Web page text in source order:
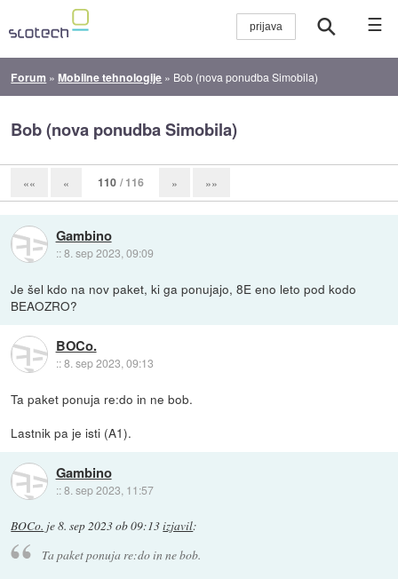
☰
Forum »Mobilne tehnologije » Bob (nova ponudba Simobila)
Bob (nova ponudba Simobila)
«« « 110 / 116 » »»
Gambino
::8. sep 2023, 09:09
Je šel kdo na nov paket, ki ga ponujajo, 8E eno leto pod kodo
BEAOZRO?
BOCo.
::8. sep 2023, 09:13
Ta paket ponuja re:do in ne bob.
Lastnik pa je isti (A1).
Gambino
::8. sep 2023, 11:57
BOCo. je8. sep 2023 ob 09:13izjavil:
Ta paket ponuja re:do in ne bob.